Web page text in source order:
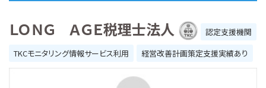
ＬＯＮＧ ＡＧＥ税理士法人
認定支援機関
TKCモニタリング情報サービス利用
経営改善計画策定支援実績あり